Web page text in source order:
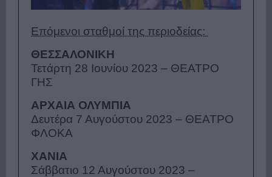
Επόμενοι σταθμοί της περιοδείας:
ΘΕΣΣΑΛΟΝΙΚΗ
Τετάρτη 28 Ιουνίου 2023 – ΘΕΑΤΡΟ
ΓΗΣ
ΑΡΧΑΙΑ ΟΛΥΜΠΙΑ
Δευτέρα 7 Αυγούστου 2023 – ΘΕΑΤΡΟ
ΦΛΟΚΑ
ΧΑΝΙΑ
Σάββατιο 12 Αυγούστου 2023 –